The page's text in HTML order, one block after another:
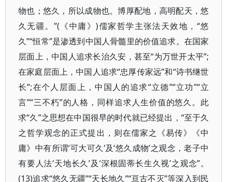
物也；悠久，所以成物也。博厚配地，高明配天，悠
久无疆。”(《中庸》)儒家哲学主张法天效地，“悠
久”“恒常”是渗透到中国人骨髓里的价值追求。在国家
层面上，中国人追求长治久安，甚至“为万世开太平”;
在家庭层面上，中国人追求“忠厚传家远”和“诗书继世
长”;在个人层面上，中国人的追求“立德”“立功”“立
言”“三不朽”的人格，同样追求人生价值的悠久。此
求“久”之思想在中国很早的时代就已经提出，“至于久
之哲学观念的正式提出，则在儒家之《易传》《中
庸》中有所谓‘可大可久’及‘悠久成物’之观念，老子中
有要人法‘天地长久’及‘深根固蒂长生久视’之观念”。
(13)追求“悠久无疆”“天长地久”“亘古不灭”等深入到民